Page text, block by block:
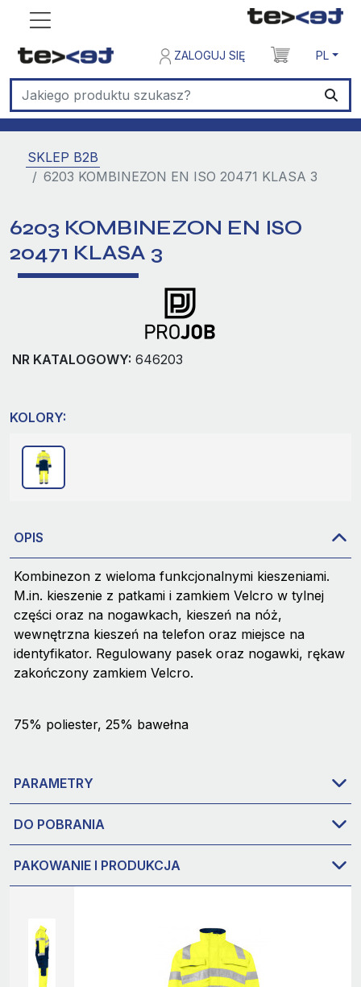
ZALOGUJ SIĘ PL
SKLEP B2B
6203 KOMBINEZON EN ISO 20471 KLASA 3
6203 KOMBINEZON EN ISO
20471 KLASA 3
NR KATALOGOWY: 646203
KOLORY:
OPIS
Kombinezon z wieloma funkcjonalnymi kieszeniami.
M.in. kieszenie z patkami i zamkiem Velcro w tylnej
części oraz na nogawkach, kieszeń na nóż,
wewnętrzna kieszeń na telefon oraz miejsce na
identyfikator. Regulowany pasek oraz nogawki, rękaw
zakończony zamkiem Velcro.
75% poliester, 25% bawełna
PARAMETRY
DO POBRANIA
PAKOWANIE I PRODUKCJA